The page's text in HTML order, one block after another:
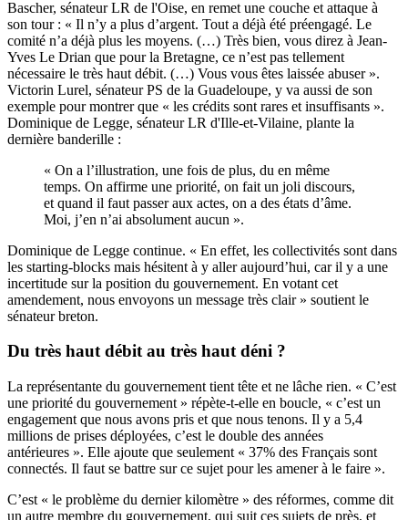
Bascher, sénateur LR de l'Oise, en remet une couche et attaque à
son tour : « Il n’y a plus d’argent. Tout a déjà été préengagé. Le
comité n’a déjà plus les moyens. (…) Très bien, vous direz à Jean-
Yves Le Drian que pour la Bretagne, ce n’est pas tellement
nécessaire le très haut débit. (…) Vous vous êtes laissée abuser ».
Victorin Lurel, sénateur PS de la Guadeloupe, y va aussi de son
exemple pour montrer que « les crédits sont rares et insuffisants ».
Dominique de Legge, sénateur LR d'Ille-et-Vilaine, plante la
dernière banderille :
« On a l’illustration, une fois de plus, du en même
temps. On affirme une priorité, on fait un joli discours,
et quand il faut passer aux actes, on a des états d’âme.
Moi, j’en n’ai absolument aucun ».
Dominique de Legge continue. « En effet, les collectivités sont dans
les starting-blocks mais hésitent à y aller aujourd’hui, car il y a une
incertitude sur la position du gouvernement. En votant cet
amendement, nous envoyons un message très clair » soutient le
sénateur breton.
Du très haut débit au très haut déni ?
La représentante du gouvernement tient tête et ne lâche rien. « C’est
une priorité du gouvernement » répète-t-elle en boucle, « c’est un
engagement que nous avons pris et que nous tenons. Il y a 5,4
millions de prises déployées, c’est le double des années
antérieures ». Elle ajoute que seulement « 37% des Français sont
connectés. Il faut se battre sur ce sujet pour les amener à le faire ».
C’est « le problème du dernier kilomètre » des réformes, comme dit
un autre membre du gouvernement, qui suit ces sujets de près, et